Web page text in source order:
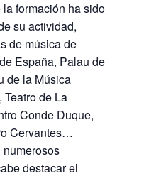
formación ha sido
su actividad,
de música de
España, Palau de
de la Música
de La
Conde Duque,
Cervantes…
destacar el